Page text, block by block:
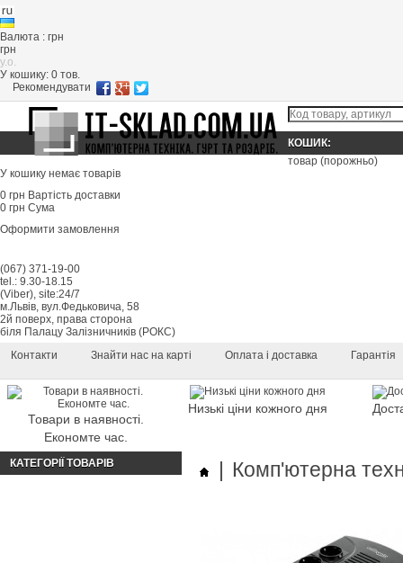
Валюта : грн
грн
y.o.
У кошику: 0 тов.
Рекомендувати
КОШИК:
товар (порожньо)
У кошику немає товарів
0 грн Вартість доставки
0 грн Сума
Оформити замовлення
(067) 371-19-00
tel.: 9.30-18.15
(Viber), site:24/7
м.Львів, вул.Федьковича, 58
2й поверх, права сторона
біля Палацу Залізничників (РОКС)
Контакти
Знайти нас на карті Оплата і доставка Гарантія
Товари в наявності.
Економте час.
Низькі ціни кожного дня
КАТЕГОРІЇ ТОВАРІВ Комп'ютерна